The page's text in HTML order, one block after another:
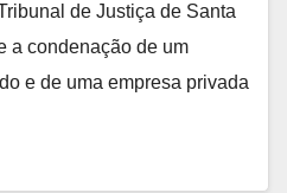
de Justiça de Santa
a condenação de um
e de uma empresa privada